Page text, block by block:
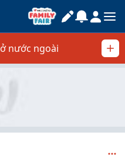
nước ngoài